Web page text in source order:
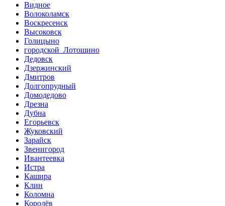
Видное
Волоколамск
Воскресенск
Высоковск
Голицыно
городской Лотошино
Дедовск
Дзержинский
Дмитров
Долгопрудный
Домодедово
Дрезна
Дубна
Егорьевск
Жуковский
Зарайск
Звенигород
Ивантеевка
Истра
Кашира
Клин
Коломна
Королёв